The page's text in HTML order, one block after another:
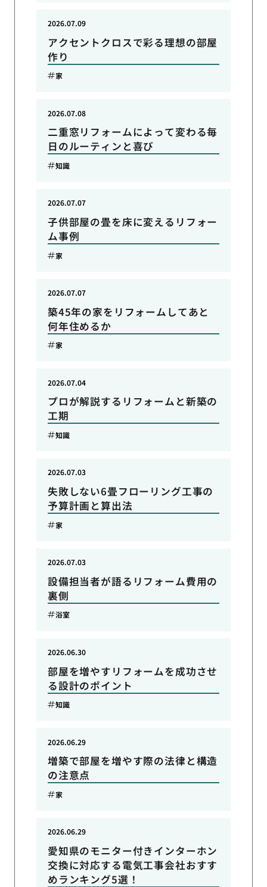
アクセントクロスで彩る理想の部屋
作り
2026.07.09
家
二重窓リフォームによって変わる毎
日のルーティンと喜び
2026.07.08
知識
子供部屋の畳を床に変えるリフォー
ム事例
2026.07.07
家
築45年の家をリフォームしてあと
何年住めるか
2026.07.07
家
プロが解説するリフォームと新築の
工期
2026.07.04
知識
失敗しない6畳フローリング工事の
予算計画と算出法
2026.07.03
家
設備担当者が語るリフォーム費用の
裏側
2026.07.03
浴室
部屋を増やすリフォームを成功させ
る設計のポイント
2026.06.30
知識
増築で部屋を増やす際の法律と構造
の注意点
2026.06.29
家
愛知県のモニター付きインターホン
交換に対応する電気工事会社おすす
めランキング5選！
2026.06.29